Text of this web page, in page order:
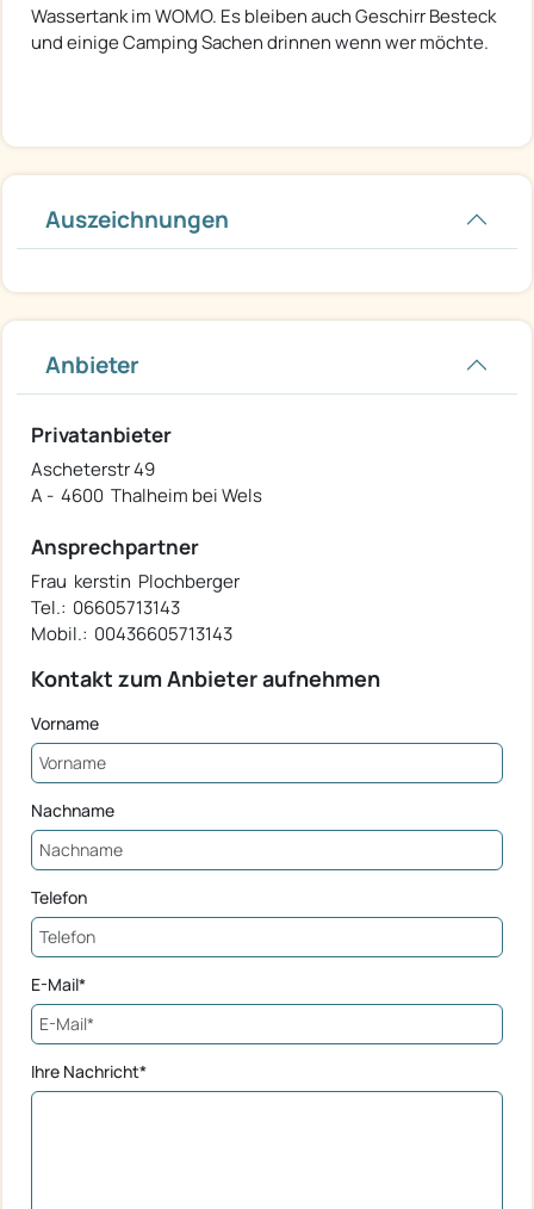
Wassertank im WOMO. Es bleiben auch Geschirr Besteck
und einige Camping Sachen drinnen wenn wer möchte.
Auszeichnungen
Anbieter
Privatanbieter
Ascheterstr 49
A - 4600 Thalheim bei Wels
Ansprechpartner
Frau kerstin Plochberger
Tel.: 06605713143
Mobil.: 00436605713143
Kontakt zum Anbieter aufnehmen
Vorname
Nachname
Telefon
E-Mail*
Ihre Nachricht*